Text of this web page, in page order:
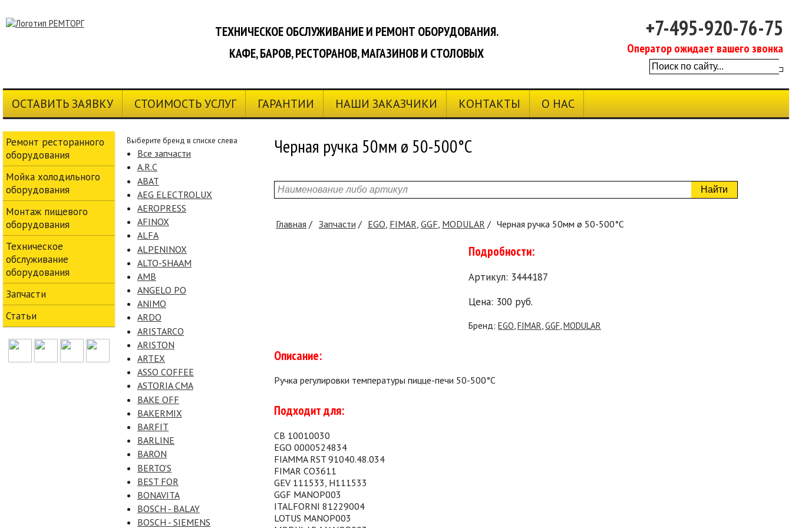
ТЕХНИЧЕСКОЕ ОБСЛУЖИВАНИЕ И РЕМОНТ ОБОРУДОВАНИЯ.
КАФЕ, БАРОВ, РЕСТОРАНОВ, МАГАЗИНОВ И СТОЛОВЫХ
+7-495-920-76-75
Оператор ожидает вашего звонка
ОСТАВИТЬ ЗАЯВКУ СТОИМОСТЬ УСЛУГ ГАРАНТИИ НАШИ ЗАКАЗЧИКИ КОНТАКТЫ О НАС
Выберите бренд в списке слевa
Все запчасти
A.R.C
ABAT
AEG ELECTROLUX
AEROPRESS
AFINOX
ALFA
ALPENINOX
ALTO-SHAAM
AMB
ANGELO PO
ANIMO
ARDO
ARISTARCO
ARISTON
ARTEX
ASSO COFFEE
ASTORIA CMA
BAKE OFF
BAKERMIX
BARFIT
BARLINE
BARON
BERTO'S
BEST FOR
BONAVITA
BOSCH - BALAY
BOSCH - SIEMENS
Черная ручка 50мм ø 50-500°C
Найти
Главная Запчасти EGO, FIMAR, GGF, MODULAR Черная ручка 50мм ø 50-500°C
Подробности:
Артикул: 3444187
Цена: 300 руб.
Бренд: EGO,FIMAR,GGF,MODULAR
Описание:
Ручка регулировки температуры пицце-печи 50-500°C
Подходит для:
CB 10010030
EGO 0000524834
FIAMMA RST 91040.48.034
FIMAR CO3611
GEV 111533, H111533
GGF MANOP003
ITALFORNI 81229004
LOTUS MANOP003
Ремонт ресторанного
оборудования
Мойка холодильного
оборудования
Монтаж пищевого
оборудования
Техническое
обслуживание
оборудования
Запчасти
Статьи